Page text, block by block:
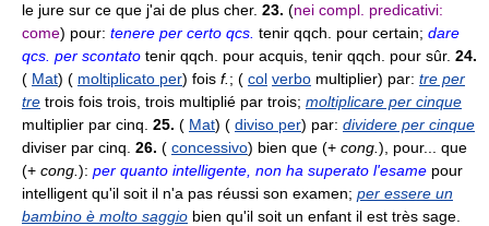
le jure sur ce que j'ai de plus cher. 23. (nei compl. predicativi:
come) pour: tenere per certo qcs. tenir qqch. pour certain; dare
qcs. per scontato tenir qqch. pour acquis, tenir qqch. pour sûr. 24.
( Mat) ( moltiplicato per) fois f. ; ( col verbo multiplier) par: tre per
tre trois fois trois, trois multiplié par trois; moltiplicare per cinque
multiplier par cinq. 25. ( Mat) ( diviso per) par: dividere per cinque
diviser par cinq. 26. ( concessivo) bien que (+ cong. ), pour... que
(+ cong. ): per quanto intelligente, non ha superato l'esame pour
intelligent qu'il soit il n'a pas réussi son examen; per essere un
bambino è molto saggio bien qu'il soit un enfant il est très sage.